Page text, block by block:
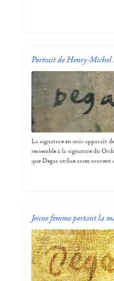
Portrait de Henry-Michel
La signature en noir apparaît
ressemble à la signature du
que Degas utilise assez
Jeune femme portant la